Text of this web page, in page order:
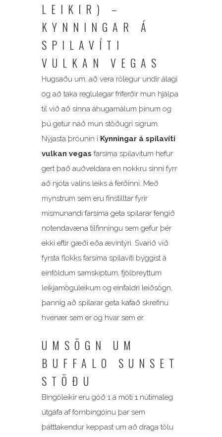
LEIKIR) –
KYNNINGAR Á
SPILAVÍTI
VULKAN VEGAS
Hugsaðu um, að vera rólegur undir álagi
og að taka reglulegar fríferðir mun hjálpa
til við að sinna áhugamálum þínum og
þú getur náð mun stöðugri sigrum.
Nýjasta þróunin í Kynningar á spilavíti
vulkan vegas farsíma spilavítum hefur
gert það auðveldara en nokkru sinni fyrr
að njóta valins leiks á ferðinni. Með
mynstrum sem eru fínstilltar fyrir
mismunandi farsíma geta spilarar fengið
notendavæna tilfinningu sem gefur þér
ekki eftir gæði eða ævintýri. Svarið við
fyrsta flokks farsíma spilavíti byggist á
einföldum samskiptum, fjölbreyttum
leikjamöguleikum og einfaldri leiðsögn,
þannig að spilarar geta kafað skrefinu
hvenær sem er og hvar sem er.
UMSÖGN UM
BUFFALO SUNSET
STÖÐU
Bingóleikir eru góð 1 á móti 1 nútímaleg
útgáfa af fornbingóinu þar sem
þátttakendur keppast um að draga tölu